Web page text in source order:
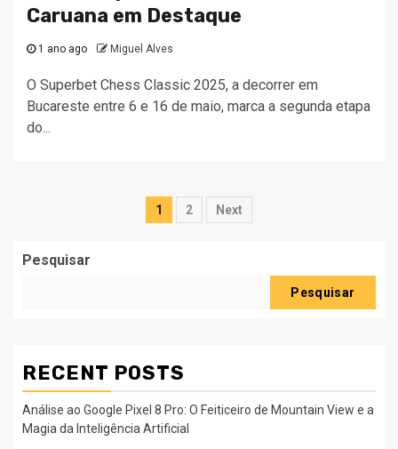
Caruana em Destaque
1 ano ago Miguel Alves
O Superbet Chess Classic 2025, a decorrer em
Bucareste entre 6 e 16 de maio, marca a segunda etapa
do...
Paginação
conteúdos
1 2 Next
Pesquisar
Pesquisar
RECENT POSTS
Análise ao Google Pixel 8 Pro: O Feiticeiro de Mountain View e a
Magia da Inteligência Artificial